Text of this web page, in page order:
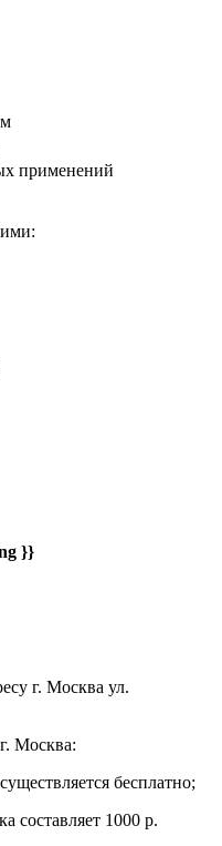
применений
}}
г. Москва ул.
Москва:
бесплатно;
составляет 1000 р.